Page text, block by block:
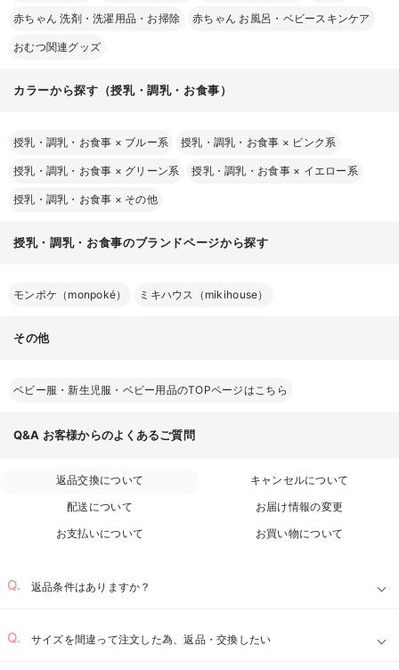
赤ちゃん 洗剤・洗濯用品・お掃除 赤ちゃん お風呂・ベビースキンケア
おむつ関連グッズ
カラーから探す（授乳・調乳・お食事）
授乳・調乳・お食事 × ブルー系 授乳・調乳・お食事 × ピンク系
授乳・調乳・お食事 × グリーン系 授乳・調乳・お食事 × イエロー系
授乳・調乳・お食事 × その他
授乳・調乳・お食事のブランドページから探す
モンポケ（monpoké） ミキハウス（mikihouse）
その他
ベビー服・新生児服・ベビー用品のTOPページはこちら
Q&A お客様からのよくあるご質問
返品交換について
キャンセルについて
配送について
お届け情報の変更
お支払いについて
お買い物について
返品条件はありますか？
サイズを間違って注文した為、返品・交換したい